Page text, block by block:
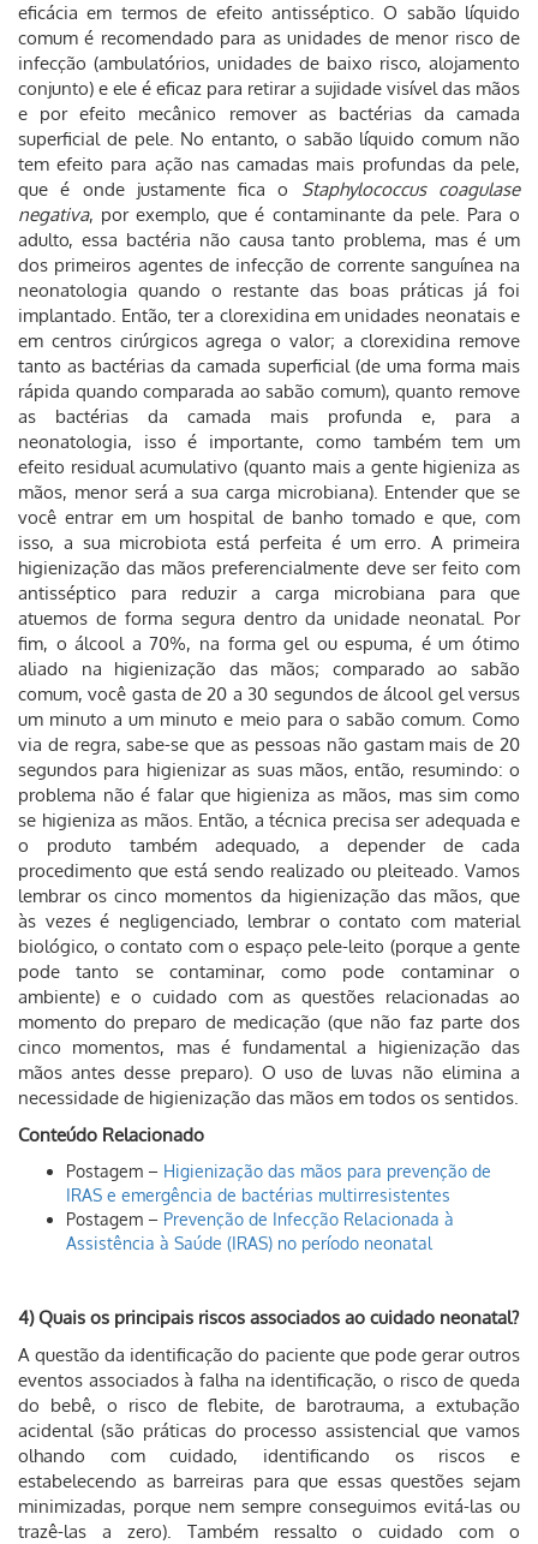
eficácia em termos de efeito antisséptico. O sabão líquido
comum é recomendado para as unidades de menor risco de
infecção (ambulatórios, unidades de baixo risco, alojamento
conjunto) e ele é eficaz para retirar a sujidade visível das mãos
e por efeito mecânico remover as bactérias da camada
superficial de pele. No entanto, o sabão líquido comum não
tem efeito para ação nas camadas mais profundas da pele,
que é onde justamente fica o Staphylococcus coagulase
negativa, por exemplo, que é contaminante da pele. Para o
adulto, essa bactéria não causa tanto problema, mas é um
dos primeiros agentes de infecção de corrente sanguínea na
neonatologia quando o restante das boas práticas já foi
implantado. Então, ter a clorexidina em unidades neonatais e
em centros cirúrgicos agrega o valor; a clorexidina remove
tanto as bactérias da camada superficial (de uma forma mais
rápida quando comparada ao sabão comum), quanto remove
as bactérias da camada mais profunda e, para a
neonatologia, isso é importante, como também tem um
efeito residual acumulativo (quanto mais a gente higieniza as
mãos, menor será a sua carga microbiana). Entender que se
você entrar em um hospital de banho tomado e que, com
isso, a sua microbiota está perfeita é um erro. A primeira
higienização das mãos preferencialmente deve ser feito com
antisséptico para reduzir a carga microbiana para que
atuemos de forma segura dentro da unidade neonatal. Por
fim, o álcool a 70%, na forma gel ou espuma, é um ótimo
aliado na higienização das mãos; comparado ao sabão
comum, você gasta de 20 a 30 segundos de álcool gel versus
um minuto a um minuto e meio para o sabão comum. Como
via de regra, sabe-se que as pessoas não gastam mais de 20
segundos para higienizar as suas mãos, então, resumindo: o
problema não é falar que higieniza as mãos, mas sim como
se higieniza as mãos. Então, a técnica precisa ser adequada e
o produto também adequado, a depender de cada
procedimento que está sendo realizado ou pleiteado. Vamos
lembrar os cinco momentos da higienização das mãos, que
às vezes é negligenciado, lembrar o contato com material
biológico, o contato com o espaço pele-leito (porque a gente
pode tanto se contaminar, como pode contaminar o
ambiente) e o cuidado com as questões relacionadas ao
momento do preparo de medicação (que não faz parte dos
cinco momentos, mas é fundamental a higienização das
mãos antes desse preparo). O uso de luvas não elimina a
necessidade de higienização das mãos em todos os sentidos.
Conteúdo Relacionado
Postagem – Higienização das mãos para prevenção de
IRAS e emergência de bactérias multirresistentes
Postagem – Prevenção de Infecção Relacionada à
Assistência à Saúde (IRAS) no período neonatal
4) Quais os principais riscos associados ao cuidado neonatal?
A questão da identificação do paciente que pode gerar outros
eventos associados à falha na identificação, o risco de queda
do bebê, o risco de flebite, de barotrauma, a extubação
acidental (são práticas do processo assistencial que vamos
olhando com cuidado, identificando os riscos e
estabelecendo as barreiras para que essas questões sejam
minimizadas, porque nem sempre conseguimos evitá-las ou
trazê-las a zero). Também ressalto o cuidado com o